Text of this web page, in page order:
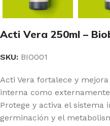
Acti Vera 250ml –
SKU: BIO001
Acti Vera fortalece y
interna como
Protege y activa el
germinación y el